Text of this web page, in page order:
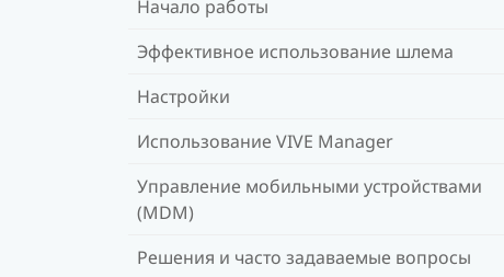
Начало работы
Эффективное использование шлема
Настройки
Использование VIVE Manager
Управление мобильными устройствами
(MDM)
Решения и часто задаваемые вопросы